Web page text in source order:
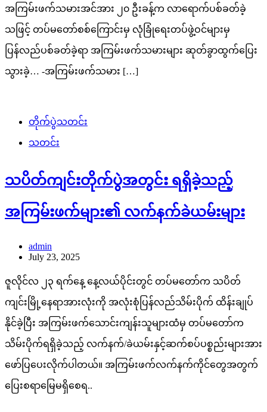
အကြမ်းဖက်သမားအင်အား ၂၀ ဦးခန့်က လာရောက်ပစ်ခတ်ခဲ့
သဖြင့် တပ်မတော်စစ်ကြောင်းမှ လုံခြုံရေးတပ်ဖွဲ့ဝင်များမှ
ပြန်လည်ပစ်ခတ်ခဲ့ရာ အကြမ်းဖက်သမားများ ဆုတ်ခွာထွက်ပြေး
သွားခဲ့… -အကြမ်းဖက်သမား […]
တိုက်ပွဲသတင်း
သတင်း
သပိတ်ကျင်းတိုက်ပွဲအတွင်း ရရှိခဲ့သည့်
အကြမ်းဖက်များ၏ လက်နက်ခဲယမ်းများ
admin
July 23, 2025
ဇူလိုင်လ ၂၃ ရက်နေ့ နေ့လယ်ပိုင်းတွင် တပ်မတော်က သပိတ်
ကျင်းမြို့နေရာအားလုံးကို အလုံးစုံပြန်လည်သိမ်းပိုက် ထိန်းချုပ်
နိုင်ခဲ့ပြီး အကြမ်းဖက်သောင်းကျန်းသူများထံမှ တပ်မတော်က
သိမ်းပိုက်ရရှိခဲ့သည့် လက်နက်/ခဲယမ်းနှင့်ဆက်စပ်ပစ္စည်းများအား
ဖော်ပြပေးလိုက်ပါတယ်။ အကြမ်းဖက်လက်နက်ကိုင်တွေအတွက်
ပြေးစရာမြေမရှိစေရ..